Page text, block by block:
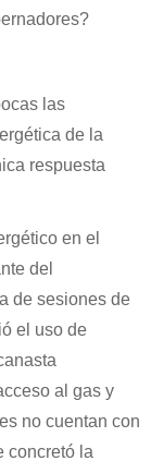
las
de la
respuesta
en el
del
de sesiones de
el uso de
al gas y
no cuentan con
concretó la